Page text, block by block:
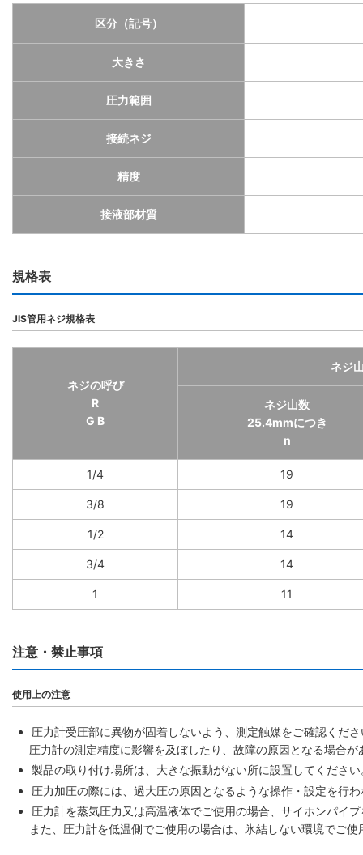
区分（記号）
大きさ
圧力範囲
接続ネジ
精度
接液部材質
規格表
JIS管用ネジ規格表
ネジの呼び
R
G B
ネジ
ネジ山数
25.4mmにつき
n
1/4 19
3/8 19
1/2 14
3/4 14
1 11
注意・禁止事項
使用上の注意
圧力計受圧部に異物が固着しないよう、測定触媒をご確認くださ
圧力計の測定精度に影響を及ぼしたり、故障の原因となる場合が
製品の取り付け場所は、大きな振動がない所に設置してくださ
圧力加圧の際には、過大圧の原因となるような操作・設定を行
圧力計を蒸気圧力又は高温液体でご使用の場合、サイホンパイ
また、圧力計を低温側でご使用の場合は、氷結しない環境でご使